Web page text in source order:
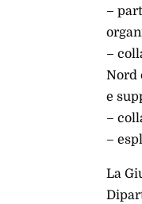
–
–
Nord
e
–
–
La